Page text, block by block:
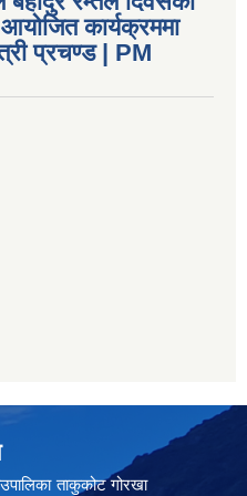
कार्यक्रममा
प्रचण्ड | PM
गाउपालिका ताकुकोट गोरखा